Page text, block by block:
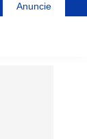
Anuncie